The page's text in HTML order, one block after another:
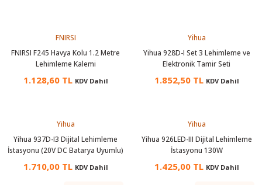
FNIRSI
FNIRSI F245 Havya Kolu 1.2 Metre
Lehimleme Kalemi
1.128,60 TL KDV Dahil
Yihua
Yihua 928D-I Set 3 Lehimleme ve
Elektronik Tamir Seti
1.852,50 TL KDV Dahil
Yihua
Yihua 937D-I3 Dijital Lehimleme
İstasyonu (20V DC Batarya Uyumlu)
1.710,00 TL KDV Dahil
Yihua
Yihua 926LED-III Dijital Lehimleme
İstasyonu 130W
1.425,00 TL KDV Dahil